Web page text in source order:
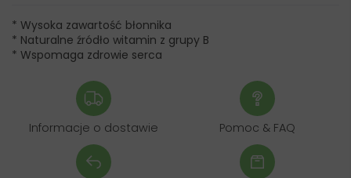
* Wysoka zawartość błonnika
* Naturalne źródło witamin z grupy B
* Wspomaga zdrowie serca
Informacje o dostawie Pomoc & FAQ